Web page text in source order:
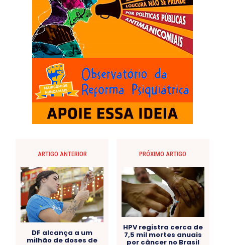
ARTIGO ANTERIOR
DF alcança a um
milhão de doses de
PRÓXIMO ARTIGO
HPV registra cerca de
7,5 mil mortes anuais
por câncer no Brasil